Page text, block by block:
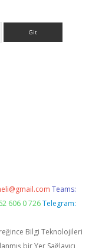
Teams:
606 0 726 Telegram:
Bilgi Teknolojileri
bir Yer Sağlayıcı